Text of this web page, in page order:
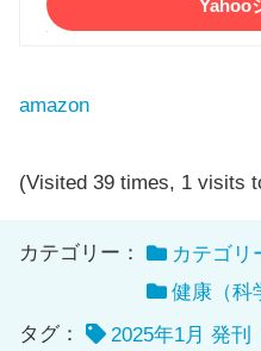
Yahoo
amazon
(Visited 39 times, 1 visits
カテゴリー：
カテゴリ
健康（科
タグ：
2025年1月 発刊